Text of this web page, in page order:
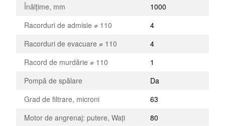
Înălțime, mm
1000
Racorduri de admisie ⌀ 110
4
Racorduri de evacuare ⌀ 110
4
Racord de murdărie ⌀ 110
1
Pompă de spălare
Da
Grad de filtrare, microni
63
Motor de angrenaj: putere, Wați
80